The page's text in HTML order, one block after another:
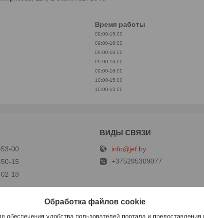
Время работы
09:00-15:00
09:00-16:00
09:00-16:00
09:00-16:00
09:00-16:00
10:00-15:00
10:00-15:00
00
15
18
info@jef.by
+375295309077
Обработка файлов cookie
удобства пользователей портала и предоставления